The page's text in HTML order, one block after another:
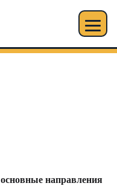
направления